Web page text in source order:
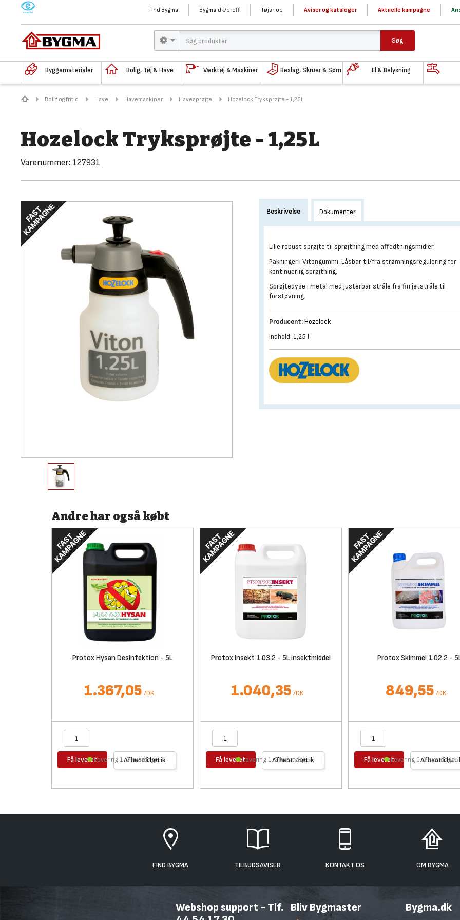
M Find Bygma Bygma.dk/proff Tøjshop Aviser og kataloger Aktuelle kampagne
Søg
Byggematerialer Bolig, Tøj & Have Værktøj & Maskiner Beslag, Skruer & Søm El & Belysning
Bolig og fritid Have Havemaskiner Havesprøjte Hozelock Tryksprøjte - 1,25L
Hozelock Tryksprøjte - 1,25L
Varenummer: 127931
Beskrivelse Dokumenter
Lille robust sprøjte til sprøjtning med affedtningsmidler.
Pakninger i Vitongummi. Låsbar til/fra strømningsregulering for
kontinuerlig sprøjtning.
Sprøjtedyse i metal med justerbar stråle fra fin jetstråle til
forstøvning.
Producent:Hozelock
Indhold: 1,25 l
Andre har også købt
Protox Hysan Desinfektion - 5L
1.367,05 /DK
Få leveret Afhent i butik
Levering 1-2 hverdage
Protox Insekt 1.03.2 - 5L insektmiddel
1.040,35 /DK
Få leveret Afhent i butik
Levering 1-2 hverdage
Protox Skimmel 1.02.2 -
849,55 /DK
Få leveret Afhent i
Levering 0-1 hverdage
FIND BYGMA TILBUDSAVISER KONTAKT OS OM BYGMA
Webshop support - Tlf. Bliv Bygmaster Bygma.dk